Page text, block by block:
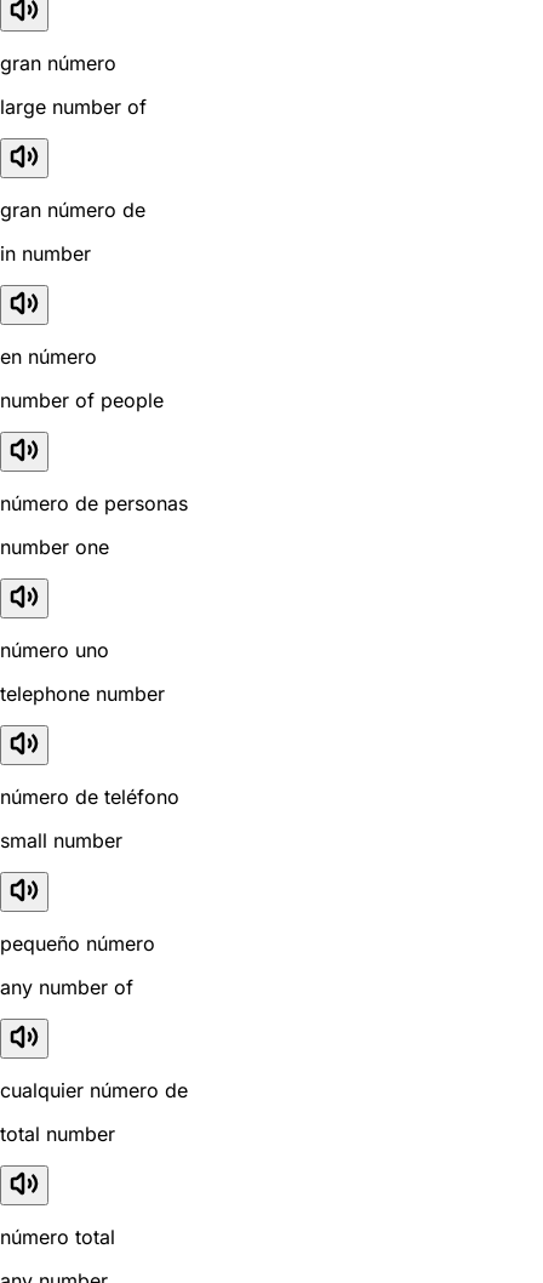
gran número
large number of
gran número de
in number
en número
number of people
número de personas
number one
número uno
telephone number
número de teléfono
small number
pequeño número
any number of
cualquier número de
total number
número total